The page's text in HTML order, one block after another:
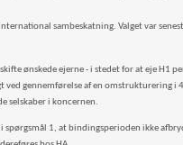
sambeskatning. Valget var
ønskede ejerne - i stedet for at eje H1
ved gennemførelse af en omstrukturering
selskaber i koncernen.
spørgsmål 1, at bindingsperioden ikke